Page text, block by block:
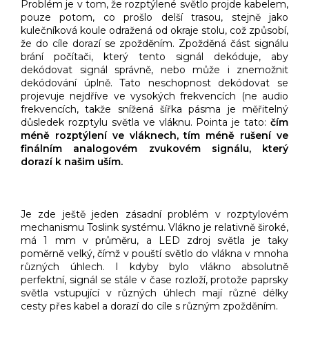
Problém je v tom, že rozptýlené světlo projde kabelem,
pouze potom, co prošlo delší trasou, stejně jako
kulečníková koule odražená od okraje stolu, což způsobí,
že do cíle dorazí se zpožděním. Zpožděná část signálu
brání počítači, který tento signál dekóduje, aby
dekódovat signál správně, nebo může i znemožnit
dekódování úplně. Tato neschopnost dekódovat se
projevuje nejdříve ve vysokých frekvencích (ne audio
frekvencích, takže snížená šířka pásma je měřitelný
důsledek rozptylu světla ve vláknu. Pointa je tato: čím
méně rozptýlení ve vláknech, tím méně rušení ve
finálním analogovém zvukovém signálu, který
dorazí k našim uším.
Je zde ještě jeden zásadní problém v rozptylovém
mechanismu Toslink systému. Vlákno je relativně široké,
má 1 mm v průměru, a LED zdroj světla je taky
poměrně velký, čímž v pouští světlo do vlákna v mnoha
různých úhlech. I kdyby bylo vlákno absolutně
perfektní, signál se stále v čase rozloží, protože paprsky
světla vstupující v různých úhlech mají různé délky
cesty přes kabel a dorazí do cíle s různým zpožděním.